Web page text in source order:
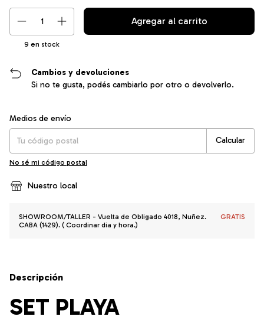
9 en stock
Cambios y devoluciones
Si no te gusta, podés cambiarlo por otro o devolverlo.
Entregas para el CP:
Medios de envío
Calcular
No sé mi código postal
Nuestro local
SHOWROOM/TALLER - Vuelta de Obligado 4018, Nuñez.
CABA (1429). ( Coordinar dia y hora.)
GRATIS
Descripción
SET PLAYA